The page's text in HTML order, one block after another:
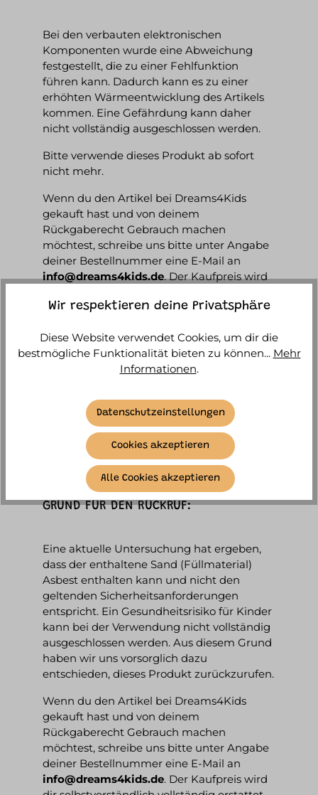
Bei den verbauten elektronischen
Komponenten wurde eine Abweichung
festgestellt, die zu einer Fehlfunktion
führen kann. Dadurch kann es zu einer
erhöhten Wärmeentwicklung des Artikels
kommen. Eine Gefährdung kann daher
nicht vollständig ausgeschlossen werden.
Bitte verwende dieses Produkt ab sofort
nicht mehr.
Wenn du den Artikel bei Dreams4Kids
gekauft hast und von deinem
Rückgaberecht Gebrauch machen
möchtest, schreibe uns bitte unter Angabe
deiner Bestellnummer eine E-Mail an
info@dreams4kids.de. Der Kaufpreis wird
TRENDHAUS
HANDELSGESELLSCHAFT MBH
ruft folgenden Artikel zurück
„Feel-Better-Buddy Voodoo Magic, 4-fach
4032722964700
GRUND FÜR DEN RÜCKRUF:
Eine aktuelle Untersuchung hat ergeben,
dass der enthaltene Sand (Füllmaterial)
Asbest enthalten kann und nicht den
geltenden Sicherheitsanforderungen
entspricht. Ein Gesundheitsrisiko für Kinder
kann bei der Verwendung nicht vollständig
ausgeschlossen werden. Aus diesem Grund
haben wir uns vorsorglich dazu
entschieden, dieses Produkt zurückzurufen.
Wenn du den Artikel bei Dreams4Kids
gekauft hast und von deinem
Rückgaberecht Gebrauch machen
möchtest, schreibe uns bitte unter Angabe
deiner Bestellnummer eine E-Mail an
info@dreams4kids.de. Der Kaufpreis wird
Wir respektieren deine Privatsphäre
Diese Website verwendet Cookies, um dir die
bestmögliche Funktionalität bieten zu können... Mehr
Informationen.
Datenschutzeinstellungen
Cookies akzeptieren
Alle Cookies akzeptieren